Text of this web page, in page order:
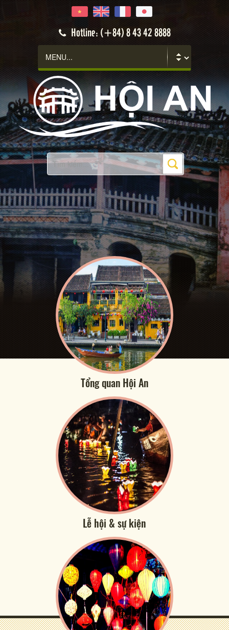
Hotline: (+84) 8 43 42 8888
Tổng quan Hội An
Lễ hội & sự kiện